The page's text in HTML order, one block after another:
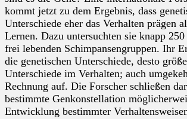
kommt jetzt zu dem Ergebnis, dass
Unterschiede eher das Verhalten prägen
Lernen. Dazu untersuchten sie knapp 250
frei lebenden Schimpansengruppen. Ihr
die genetischen Unterschiede, desto
Unterschiede im Verhalten; auch
Rechnung auf. Die Forscher schließen
bestimmte Genkonstellation
Entwicklung bestimmter